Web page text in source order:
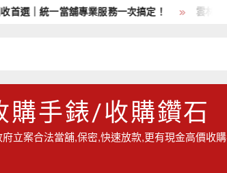
｜統一當舖專業服務一次搞定！ 雲林地區
手錶/收購鑽石
立案合法當舖,保密,快速放款,更有現金高價收